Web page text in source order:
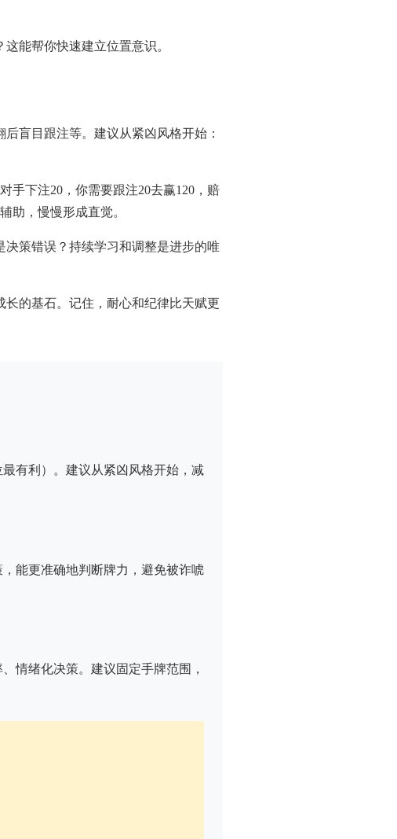
能帮你快速建立位置意识。
盲目跟注等。建议从紧凶风格开始：
手下注20，你需要跟注20去赢120，赔
助，慢慢形成直觉。
策错误？持续学习和调整是进步的唯
的基石。记住，耐心和纪律比天赋更
有利）。建议从紧凶风格开始，减
能更准确地判断牌力，避免被诈唬
情绪化决策。建议固定手牌范围，